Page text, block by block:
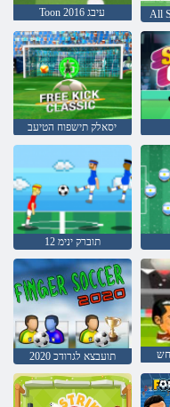
Toon 2016 עיבג
יסאלק תישפוח הטיעב
תוברק ינימ 12
2020 תועבצא לגרודכ